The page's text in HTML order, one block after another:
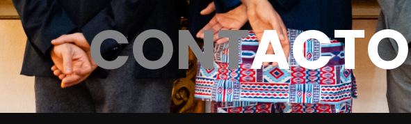
CONTACTO